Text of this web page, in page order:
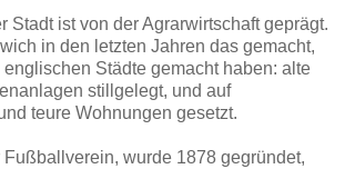
Stadt ist von der Agrarwirtschaft geprägt.
in den letzten Jahren das gemacht,
Städte gemacht haben: alte
stillgelegt, und auf
teure Wohnungen gesetzt.
Fußballverein, wurde 1878 gegründet,